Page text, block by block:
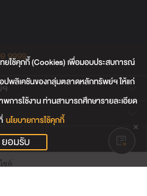
9999
ฯ
ซต์
ยใช้คุกกี้ (Cookies) เพื่อมอบประสบการณ์
ปพลิเคชันของกลุ่มตลาดหลักทรัพย์ฯ ให้แก่
การใช้งาน ท่านสามารถศึกษารายละเอียด
นโยบายการใช้คุกกี้
ยอมรับ